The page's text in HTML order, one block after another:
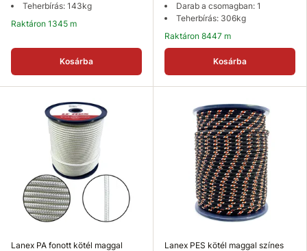
Teherbírás: 143kg
Raktáron 1345 m
Kosárba
Darab a csomagban: 1
Teherbírás: 306kg
Raktáron 8447 m
Kosárba
Lanex PA fonott kötél maggal
Lanex PES kötél maggal színes